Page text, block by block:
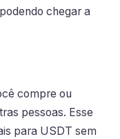
chegar a
compre ou
pessoas. Esse
para USDT sem